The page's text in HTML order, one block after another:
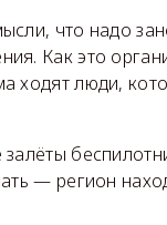
что надо
Как это
ходят люди,
— регион